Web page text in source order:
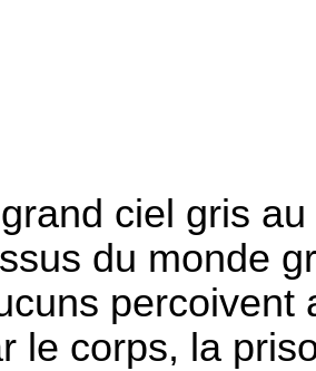
ciel gris
du monde
percoivent
le corps, la